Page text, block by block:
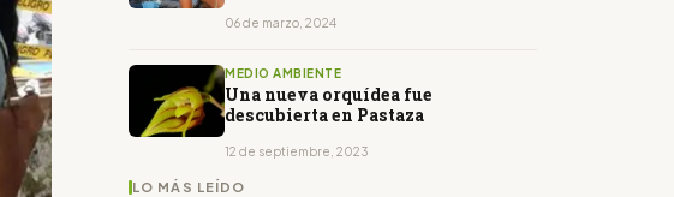
06 de marzo, 2024
MEDIO AMBIENTE
Una nueva orquídea fue
descubierta en Pastaza
12 de septiembre, 2023
LO MÁS LEÍDO